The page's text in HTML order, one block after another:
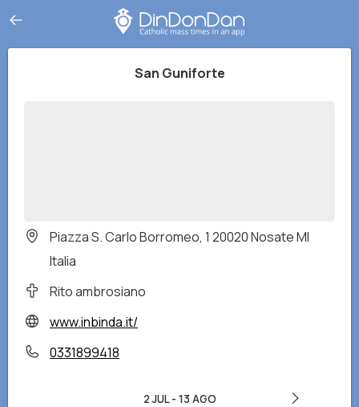
San Guniforte
Piazza S. Carlo Borromeo, 1 20020 Nosate MI
Italia
Rito ambrosiano
www.inbinda.it/
0331899418
2 JUL- 13 AGO